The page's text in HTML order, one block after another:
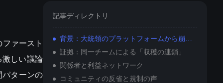
ァースト
しい議論
ターンの
記事ディレクトリ
背景：大統領のプラットフォームから崩壊の論争へ
証拠：同一チームによる「収穫の連鎖」
関係者と利益ネットワーク
コミュニティの反省と規制の声